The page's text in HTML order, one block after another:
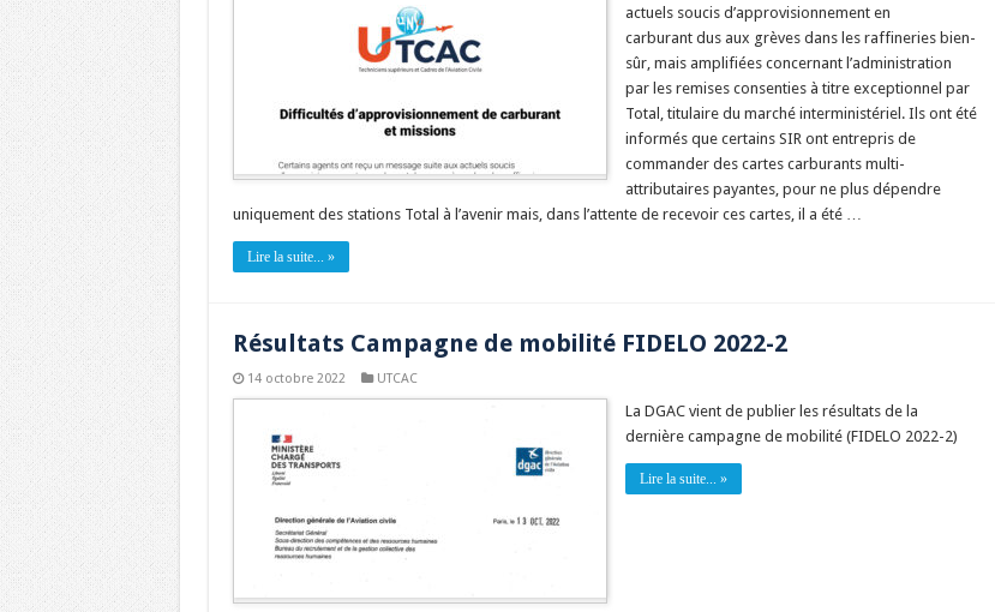
actuels soucis d’approvisionnement en
carburant dus aux grèves dans les raffineries bien-
sûr, mais amplifiées concernant l’administration
par les remises consenties à titre exceptionnel par
Total, titulaire du marché interministériel. Ils ont été
informés que certains SIR ont entrepris de
commander des cartes carburants multi-
attributaires payantes, pour ne plus dépendre
uniquement des stations Total à l’avenir mais, dans l’attente de recevoir ces cartes, il a été …
Lire la suite... »
Résultats Campagne de mobilité FIDELO 2022-2
14 octobre 2022 UTCAC
La DGAC vient de publier les résultats de la
dernière campagne de mobilité (FIDELO 2022-2)
Lire la suite... »